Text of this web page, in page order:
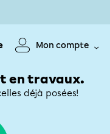
Mon compte
en travaux.
déjà posées!